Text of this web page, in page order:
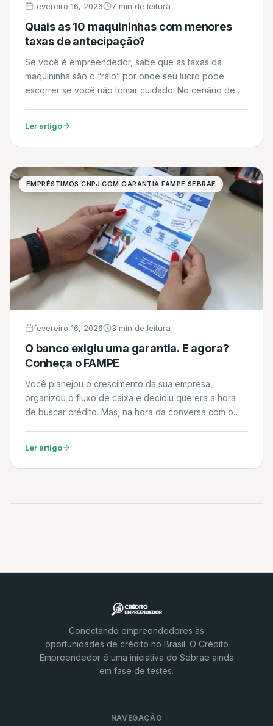
fevereiro 16, 2026 7 min de leitura
Quais as 10 maquininhas com menores
taxas de antecipação?
Se você é empreendedor, sabe que as taxas da
maquininha são o “ralo” por onde seu lucro pode
escorrer se você não tomar cuidado. No cenário de
quanto os preços nos supermercados. Se o seu foco
é […]
Ler artigo
EMPRÉSTIMOS CNPJ COM GARANTIA FAMPE SEBRAE
fevereiro 16, 2026 3 min de leitura
O banco exigiu uma garantia. E agora?
Conheça o FAMPE
Você planejou o crescimento da sua empresa,
organizou o fluxo de caixa e decidiu que era a hora
de buscar crédito. Mas, na hora da conversa com o
deixam de captar recursos porque o dono não quer
(ou não pode) comprometer seu patrimônio […]
Ler artigo
Conectando empreendedores às
oportunidades de crédito no Brasil. O Crédito
Empreendedor é uma iniciativa do Sebrae ainda
em fase de testes.
NAVEGAÇÃO